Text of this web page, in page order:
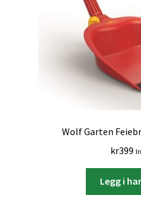
Wolf Garten
kr399
Legg i